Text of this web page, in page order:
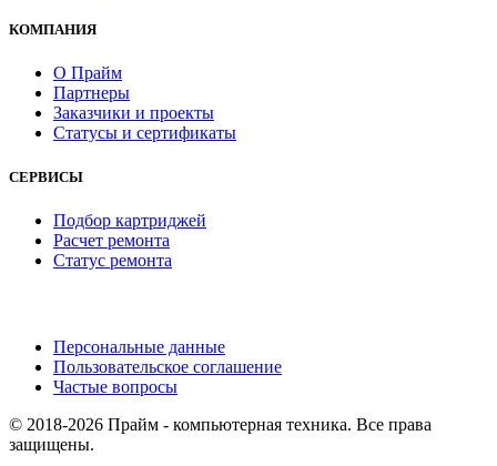
КОМПАНИЯ
О Прайм
Партнеры
Заказчики и проекты
Статусы и сертификаты
СЕРВИСЫ
Подбор картриджей
Расчет ремонта
Статус ремонта
Персональные данные
Пользовательское соглашение
Частые вопросы
© 2018-2026 Прайм - компьютерная техника. Все права
защищены.